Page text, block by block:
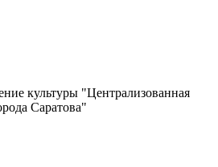
культуры "Централизованная
Саратова"